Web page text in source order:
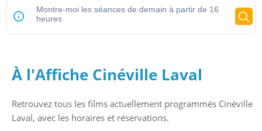
À l'Affiche Cinéville Laval
Retrouvez tous les films actuellement programmés Cinéville
Laval, avec les horaires et réservations.